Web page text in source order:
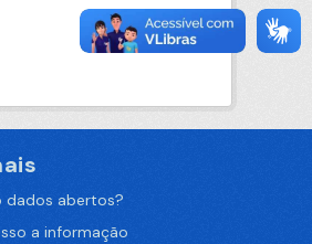
dados abertos?
a informação